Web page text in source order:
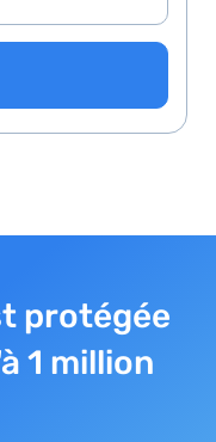
protégée
1 million